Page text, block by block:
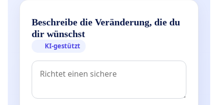
Beschreibe die Veränderung, die du
dir wünschst
KI-gestützt